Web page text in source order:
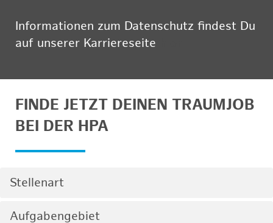
Informationen zum Datenschutz findest Du
auf unserer Karriereseite
FINDE JETZT DEINEN TRAUMJOB
BEI DER HPA
Stellenart
Aufgabengebiet